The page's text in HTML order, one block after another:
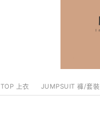
TOP 上衣 JUMPSUIT 褲/套裝